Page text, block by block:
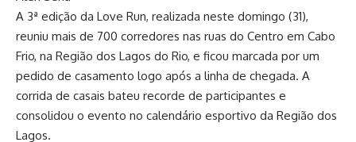
A 3ª edição da Love Run, realizada neste domingo (31),
reuniu mais de 700 corredores nas ruas do Centro em Cabo
Frio, na Região dos Lagos do Rio, e ficou marcada por um
pedido de casamento logo após a linha de chegada. A
corrida de casais bateu recorde de participantes e
consolidou o evento no calendário esportivo da Região dos
Lagos.